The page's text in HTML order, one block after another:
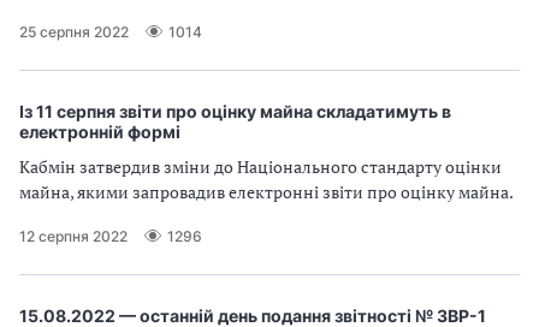
25 серпня 2022 1014
Із 11 серпня звіти про оцінку майна складатимуть в
електронній формі
Кабмін затвердив зміни до Національного стандарту оцінки
майна, якими запровадив електронні звіти про оцінку майна.
12 серпня 2022 1296
15.08.2022 — останній день подання звітності № ЗВР-1